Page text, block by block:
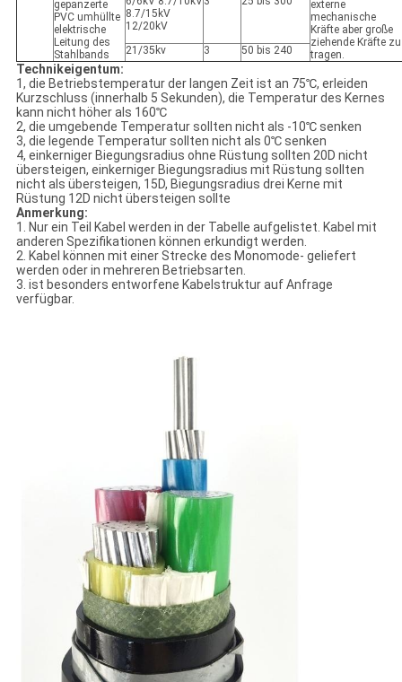
gepanzerte
PVC umhüllte
elektrische
Leitung des
Stahlbands
externe
mechanische
Kräfte aber große
ziehende Kräfte zu
tragen.
8.7/15kV
12/20kV
21/35kv 3 50 bis 240
Technikeigentum:
1, die Betriebstemperatur der langen Zeit ist an 75℃, erleiden
Kurzschluss (innerhalb 5 Sekunden), die Temperatur des Kernes
kann nicht höher als 160℃
2, die umgebende Temperatur sollten nicht als -10℃ senken
3, die legende Temperatur sollten nicht als 0℃ senken
4, einkerniger Biegungsradius ohne Rüstung sollten 20D nicht
übersteigen, einkerniger Biegungsradius mit Rüstung sollten
nicht als übersteigen, 15D, Biegungsradius drei Kerne mit
Rüstung 12D nicht übersteigen sollte
Anmerkung:
1. Nur ein Teil Kabel werden in der Tabelle aufgelistet. Kabel mit
anderen Spezifikationen können erkundigt werden.
2. Kabel können mit einer Strecke des Monomode- geliefert
werden oder in mehreren Betriebsarten.
3. ist besonders entworfene Kabelstruktur auf Anfrage
verfügbar.